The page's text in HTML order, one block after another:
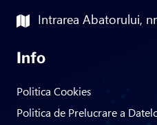
Intrarea Abatorului,
Info
Politica Cookies
Politica de Prelucrare a